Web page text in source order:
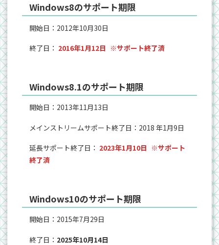
Windows8のサポート期限
開始日：2012年10月30日
終了日： 2016年1月12日 ※サポート終了済
Windows8.1のサポート期限
開始日：2013年11月13日
メインストリームサポート終了日：2018 年1月9日
延長サポート終了日： 2023年1月10日 ※サポート
終了済
Windows10のサポート期限
開始日：2015年7月29日
終了日： 2025年10月14日